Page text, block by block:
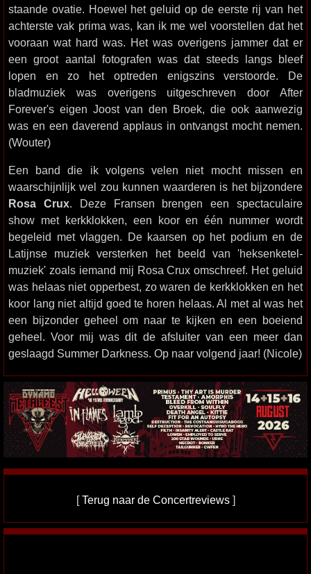
staande ovatie. Hoewel het geluid op de eerste rij van het
achterste vak prima was, kan ik me wel voorstellen dat het
vooraan wat hard was. Het was overigens jammer dat er
een groot aantal fotografen was dat steeds langs bleef
lopen en zo het optreden enigszins verstoorde. De
bladmuziek was overigens uitgeschreven door After
Forever's eigen Joost van den Broek, die ook aanwezig
was en een daverend applaus in ontvangst mocht nemen.
(Wouter)
Een band die ik volgens velen niet mocht missen en
waarschijnlijk wel zou kunnen waarderen is het bijzondere
Rosa Crux. Deze Fransen brengen een spectaculaire
show met kerkklokken, een koor en één nummer wordt
begeleid met vlaggen. De kaarsen op het podium en de
Latijnse muziek versterken het beeld van 'heksenketel-
muziek' zoals iemand mij Rosa Crux omschreef. Het geluid
was helaas niet opperbest, zo waren de kerkklokken en het
koor lang niet altijd goed te horen helaas. Al met al was het
een bijzonder geheel om naar te kijken en een boeiend
geheel. Voor mij was dit de afsluiter van een meer dan
geslaagd Summer Darkness. Op naar volgend jaar! (Nicole)
[Terug naar de Concertreviews]